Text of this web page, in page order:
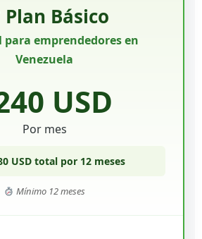
Plan Básico
para emprendedores en
Venezuela
USD
Por mes
USD total por 12 meses
Mínimo 12 meses